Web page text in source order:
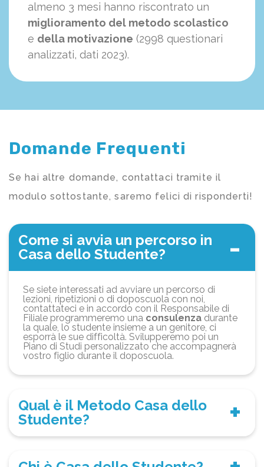
almeno 3 mesi hanno riscontrato un
miglioramento del metodo scolastico
e della motivazione (2998 questionari
analizzati, dati 2023).
Domande Frequenti
Se hai altre domande, contattaci tramite il
modulo sottostante, saremo felici di risponderti!
Come si avvia un percorso in
Casa dello Studente?
Se siete interessati ad avviare un percorso di
lezioni, ripetizioni o di doposcuola con noi,
contattateci e in accordo con il Responsabile di
Filiale programmeremo una consulenza durante
la quale, lo studente insieme a un genitore, ci
esporrà le sue difficoltà. Svilupperemo poi un
Piano di Studi personalizzato che accompagnerà
vostro figlio durante il doposcuola.
Qual è il Metodo Casa dello
Studente?